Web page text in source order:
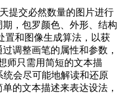
提交必然数量的图片进行
，包罗颜色、外形、结构
置和图像生成算法，以获
调整画笔的属性和参数，
师只需用简短的文本描
会尽可能地解读和还原
的文本描述来表达设法，